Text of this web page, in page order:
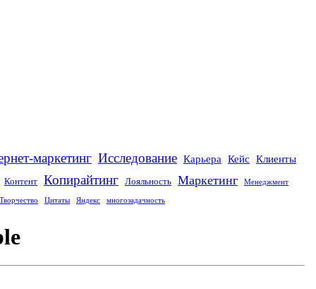
маркетинг Исследование Карьера Кейс Клиенты
Контент Копирайтинг Лояльность Маркетинг Менеджмент
Творчество Цитаты Яндекс многозадачность